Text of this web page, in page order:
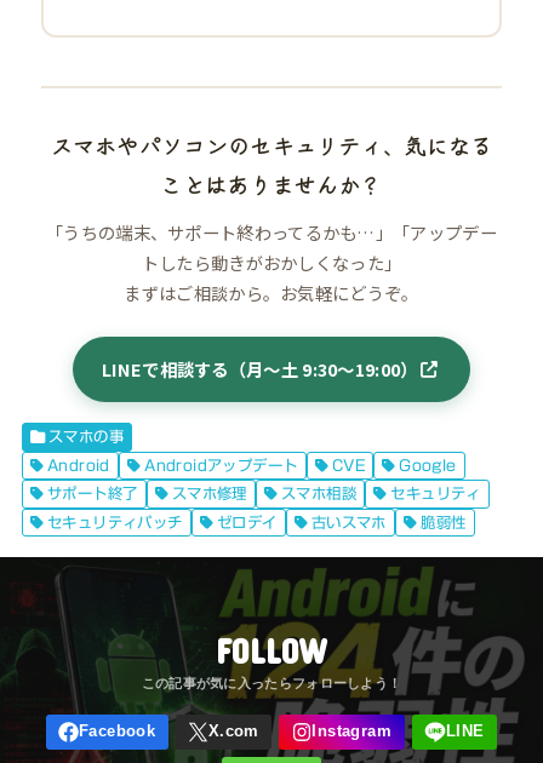
スマホやパソコンのセキュリティ、気になる
ことはありませんか？
「うちの端末、サポート終わってるかも…」「アップデー
トしたら動きがおかしくなった」
まずはご相談から。お気軽にどうぞ。
LINEで相談する（月〜土 9:30〜19:00）
スマホの事
Android
Androidアップデート CVE
Google
サポート終了
スマホ修理 スマホ相談
セキュリティ
セキュリティパッチ
ゼロデイ 古いスマホ 脆弱性
FOLLOW